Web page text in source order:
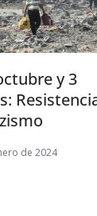
y 3
de 2024